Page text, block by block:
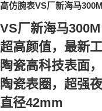
高仿腕表VS厂新海马
VS厂新海马300M
超高颜值，最新
陶瓷高科技表面
陶瓷表圈，超强
直径42mm